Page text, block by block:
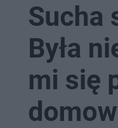
Sucha
Była
mi się